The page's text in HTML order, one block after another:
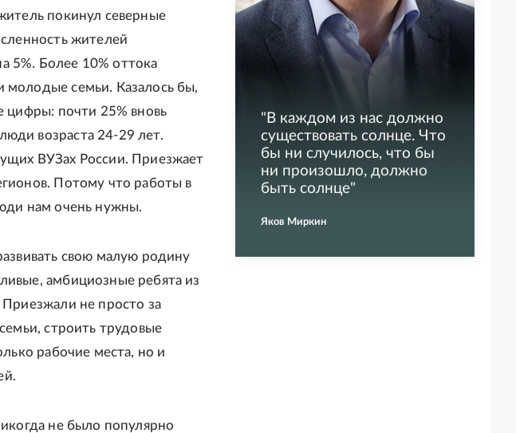
покинул северные
жителей
5%. Более 10% оттока
молодые семьи. Казалось бы,
цифры: почти 25% вновь
возраста 24-29 лет.
ВУЗах России. Приезжает
Потому что работы в
нам очень нужны.
свою малую родину
амбициозные ребята из
не просто за
строить трудовые
рабочие места, но и
не было популярно
" В каждом из нас должно
существовать солнце. Что
бы ни случилось, что бы
ни произошло, должно
быть солнце"
Яков Миркин